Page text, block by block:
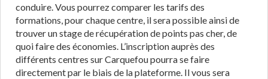
conduire. Vous pourrez comparer les tarifs des
formations, pour chaque centre, il sera possible ainsi de
trouver un stage de récupération de points pas cher, de
quoi faire des économies. L’inscription auprès des
différents centres sur Carquefou pourra se faire
directement par le biais de la plateforme. Il vous sera